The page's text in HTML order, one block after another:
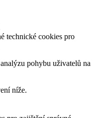
technické cookies pro
pohybu uživatelů na
níže.